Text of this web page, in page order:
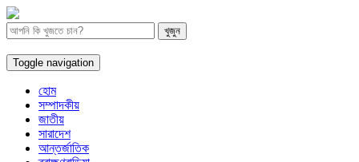
Toggle navigation
হোম
সম্পাদকীয়
জাতীয়
সারাদেশ
আন্তর্জাতিক